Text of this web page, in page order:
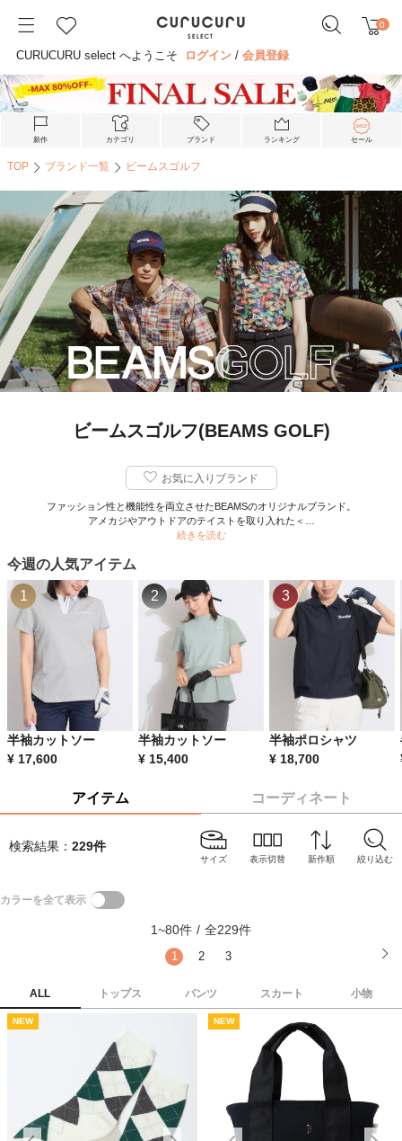
0
CURUCURU select へようこそ ログイン /会員登録
新作 カテゴリ ブランド ランキング セール
TOP ブランド一覧 ビームスゴルフ
ビームスゴルフ(BEAMS GOLF)
お気に入りブランド
ファッション性と機能性を両立させたBEAMSのオリジナルブランド。
アメカジやアウトドアのテイストを取り入れた＜…
続きを読む
今週の人気アイテム
半袖カットソー
¥ 17,600
1
半袖カットソー
¥ 15,400
2
半袖ポロシャツ
¥ 18,700
3
アイテム コーディネート
検索結果： 229件
サイズ 表示切替 新作順 絞り込む
カラーを全て表示
1~80件 / 全229件
1 2 3
ALL トップス パンツ スカート 小物
NEW NEW
NEW NEW